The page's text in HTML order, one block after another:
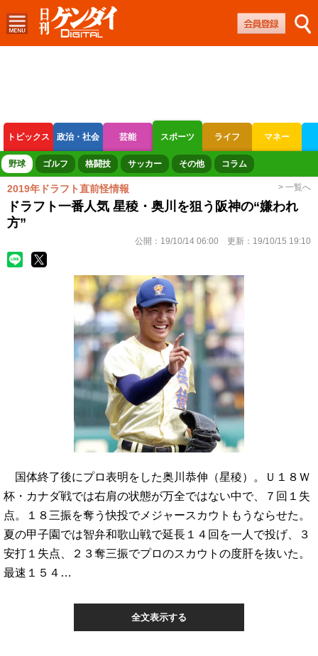
トピックス 政治・社会 芸能 スポーツ ライフ マネー
ボートレース 競輪 オートレース
野球 ゴルフ 格闘技 サッカー その他 コラム
2019年ドラフト直前怪情報 > 一覧へ
ドラフト一番人気 星稜・奥川を狙う阪神の“嫌われ
方”
公開： 19/10/14 06:00 更新： 19/10/15 19:10
国体終了後にプロ表明をした奥川恭伸（星稜）。Ｕ１８Ｗ
杯・カナダ戦では右肩の状態が万全ではない中で、７回１失
点。１８三振を奪う快投でメジャースカウトもうならせた。
夏の甲子園では智弁和歌山戦で延長１４回を一人で投げ、３
安打１失点、２３奪三振でプロのスカウトの度肝を抜いた。
最速１５４…
全文表示する